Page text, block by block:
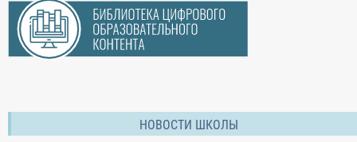
НОВОСТИ ШКОЛЫ